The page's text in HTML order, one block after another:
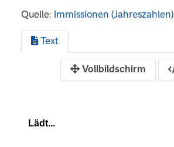
Quelle: Immissionen (Jahreszahlen)
Text
Vollbildschirm